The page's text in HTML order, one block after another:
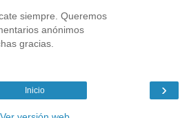
siempre. Queremos
anónimos
gracias.
›
Inicio